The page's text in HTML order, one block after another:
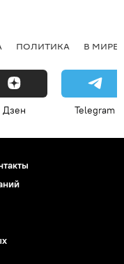
ПОЛИТИКА В МИРЕ
Дзен Telegram